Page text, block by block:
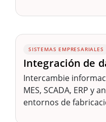
SISTEMAS EMPRESARIALES
Integración de
Intercambie
MES, SCADA, ERP y
entornos de